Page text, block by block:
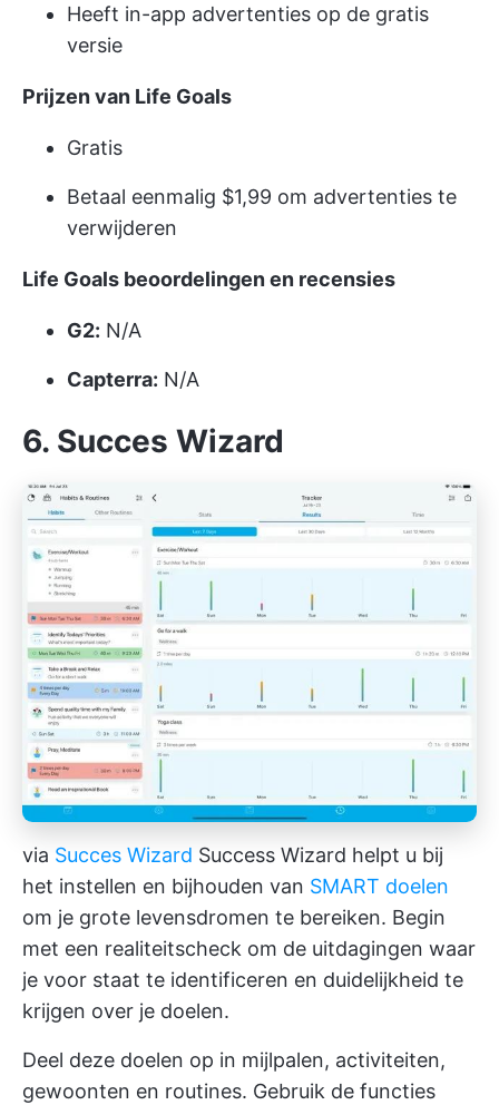
Heeft in-app advertenties op de gratis
versie
Prijzen van Life Goals
Gratis
Betaal eenmalig $1,99 om advertenties te
verwijderen
Life Goals beoordelingen en recensies
G2: N/A
Capterra: N/A
6. Succes Wizard
via Succes Wizard Success Wizard helpt u bij
het instellen en bijhouden van SMART doelen
om je grote levensdromen te bereiken. Begin
met een realiteitscheck om de uitdagingen waar
je voor staat te identificeren en duidelijkheid te
krijgen over je doelen.
Deel deze doelen op in mijlpalen, activiteiten,
gewoonten en routines. Gebruik de functies